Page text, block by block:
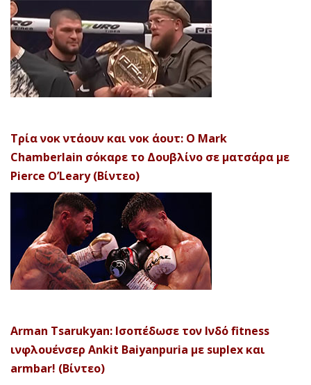
Τρία νοκ ντάουν και νοκ άουτ: Ο Mark
Chamberlain σόκαρε το Δουβλίνο σε ματσάρα με
Pierce O’Leary (Βίντεο)
Arman Tsarukyan: Ισοπέδωσε τον Ινδό fitness
ινφλουένσερ Ankit Baiyanpuria με suplex και
armbar! (Βίντεο)